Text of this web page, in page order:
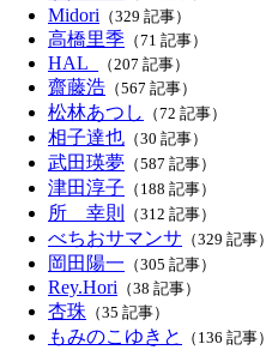
Midori （329 記事）
高橋里季 （71 記事）
HAL_ （207 記事）
齋藤浩 （567 記事）
松林あつし （72 記事）
相子達也 （30 記事）
武田瑛夢 （587 記事）
津田淳子 （188 記事）
所 幸則 （312 記事）
べちおサマンサ （329 記事）
岡田陽一 （305 記事）
Rey.Hori （38 記事）
杏珠 （35 記事）
もみのこゆきと （136 記事）